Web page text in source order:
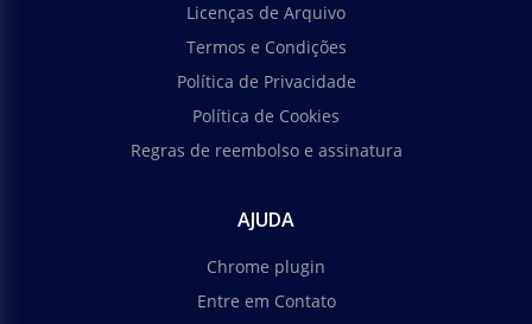
Licenças de Arquivo
Termos e Condições
Política de Privacidade
Política de Cookies
Regras de reembolso e assinatura
AJUDA
Chrome plugin
Entre em Contato